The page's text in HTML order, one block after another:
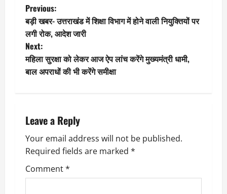
P
o
s
t
a
v
i
g
Previous:
बड़ी खबर- उत्तराखंड में शिक्षा विभाग में होने वाली नियुक्तियों पर
लगी रोक, आदेश जारी
Next:
महिला सुरक्षा को लेकर आज ऐप लांच करेंगे मुख्यमंत्री धामी,
बाल अपराधों की भी करेंगे समीक्षा
Leave a Reply
Your email address will not be published.
Required fields are marked *
Comment*